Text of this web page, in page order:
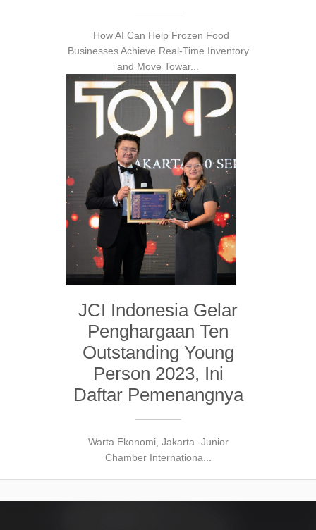
How AI Can Help Frozen Food
Businesses Achieve Real-Time Inventory
and Move Towar...
JCI Indonesia Gelar
Penghargaan Ten
Outstanding Young
Person 2023, Ini
Daftar Pemenangnya
Warta Ekonomi, Jakarta -Junior
Chamber Internationa...